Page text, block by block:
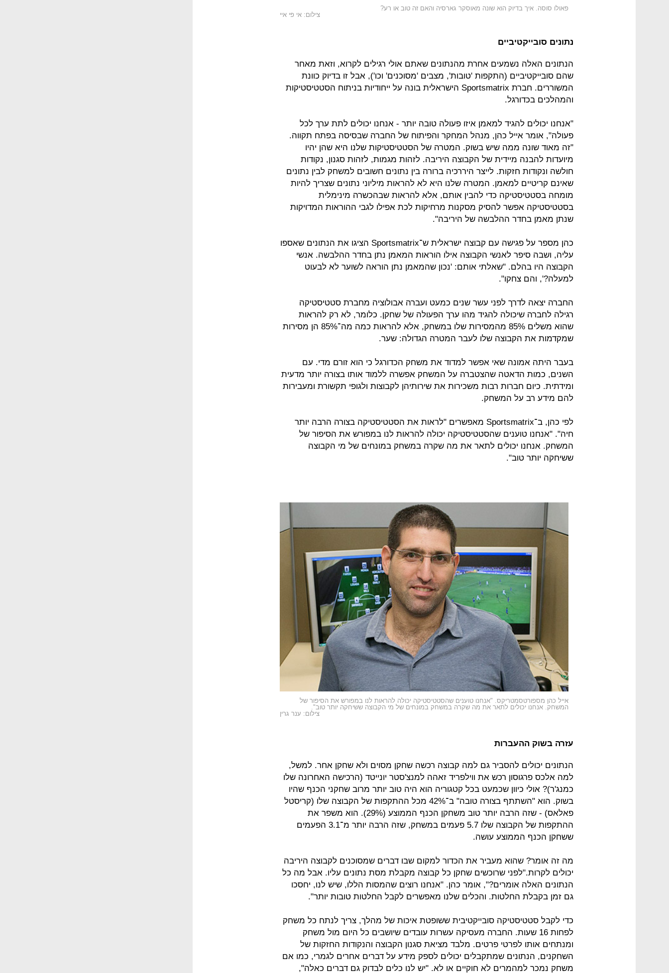
פאולו סוסה. איך בדיוק הוא שונה מאוסקר גארסיה והאם זה טוב או רע?
צילום: אי פי איי
נתונים סובייקטיביים
הנתונים האלה נשמעים אחרת מהנתונים שאתם אולי רגילים לקרוא, וזאת מאחר
שהם סובייקטיביים (התקפות 'טובות', מצבים 'מסוכנים' וכו'), אבל זו בדיוק כוונת
המשוררים. חברת Sportsmatrix הישראלית בונה על ייחודיות בניתוח הסטטיסטיקות
והמהלכים בכדורגל.
"אנחנו יכולים להגיד למאמן איזו פעולה טובה יותר - אנחנו יכולים לתת ערך לכל
פעולה", אומר אייל כהן, מנהל המחקר והפיתוח של החברה שבסיסה בפתח תקווה.
"זה מאוד שונה ממה שיש בשוק. המטרה של הסטטיסטיקות שלנו היא שהן יהיו
מיועדות להבנה מיידית של הקבוצה היריבה. לזהות מגמות, לזהות סגנון, נקודות
חולשה ונקודות חזקות. לייצר היררכיה ברורה בין נתונים חשובים למשחק לבין נתונים
שאינם קריטיים למאמן. המטרה שלנו היא לא להראות מיליוני נתונים שצריך להיות
מומחה בסטטיסטיקה כדי להבין אותם, אלא להראות שבהכשרה מינימלית
בסטטיסטיקה אפשר להסיק מסקנות מרחיקות לכת אפילו לגבי ההוראות המדויקות
שנתן מאמן בחדר ההלבשה של היריבה".
כהן מספר על פגישה עם קבוצה ישראלית ש־Sportsmatrix הציגו את הנתונים שאספו
עליה, ושבה סיפר לאנשי הקבוצה אילו הוראות המאמן נתן בחדר ההלבשה. אנשי
הקבוצה היו בהלם. "שאלתי אותם: 'נכון שהמאמן נתן הוראה לשוער לא לבעוט
למעלה?', והם צחקו".
החברה יצאה לדרך לפני עשר שנים כמעט ועברה אבולוציה מחברת סטטיסטיקה
רגילה לחברה שיכולה להגיד מהו ערך הפעולה של שחקן. כלומר, לא רק להראות
שהוא משלים 85% מהמסירות שלו במשחק, אלא להראות כמה מה־85% הן מסירות
שמקדמות את הקבוצה שלו לעבר המטרה הגדולה: שער.
בעבר היתה אמונה שאי אפשר למדוד את משחק הכדורגל כי הוא זורם מדי. עם
השנים, כמות הדאטה שהצטברה על המשחק אפשרה ללמוד אותו בצורה יותר מדעית
ומידתית. כיום חברות רבות משכירות את שירותיהן לקבוצות ולגופי תקשורת ומעבירות
להם מידע רב על המשחק.
לפי כהן, ב־Sportsmatrix מאפשרים "לראות את הסטטיסטיקה בצורה הרבה יותר
חיה". "אנחנו טוענים שהסטטיסטיקה יכולה להראות לנו במפורש את הסיפור של
המשחק. אנחנו יכולים לתאר את מה שקרה במשחק במונחים של מי הקבוצה
ששיחקה יותר טוב".
אייל כהן מספורטסמטריקס. "אנחנו טוענים שהסטטיסטיקה יכולה להראות לנו במפורש את הסיפור של
המשחק. אנחנו יכולים לתאר את מה שקרה במשחק במונחים של מי הקבוצה ששיחקה יותר טוב".
צילום: ענר גרין
עזרה בשוק ההעברות
הנתונים יכולים להסביר גם למה קבוצה רכשה שחקן מסוים ולא שחקן אחר. למשל,
למה אלכס פרגוסון רכש את ווילפריד זאהה למנצ'סטר יונייטד (הרכישה האחרונה שלו
כמנג'ר)? אולי כיוון שכמעט בכל קטגוריה הוא היה טוב יותר מרוב שחקני הכנף שהיו
בשוק. הוא "השתתף בצורה טובה" ב־42% מכל ההתקפות של הקבוצה שלו (קריסטל
פאלאס) - שזה הרבה יותר טוב משחקן הכנף הממוצע (29%). הוא משפר את
ההתקפות של הקבוצה שלו 5.7 פעמים במשחק, שזה הרבה יותר מ־3.1 הפעמים
ששחקן הכנף הממוצע עושה.
מה זה אומר? שהוא מעביר את הכדור למקום שבו דברים שמסוכנים לקבוצה היריבה
יכולים לקרות."לפני שרוכשים שחקן כל קבוצה מקבלת מסת נתונים עליו. אבל מה כל
הנתונים האלה אומרים?", אומר כהן. "אנחנו רוצים שהמסות הללו, שיש לנו, יחסכו
גם זמן בקבלת החלטות. והכלים שלנו מאפשרים לקבל החלטות טובות יותר".
כדי לקבל סטטיסטיקה סובייקטיבית ששופטת איכות של מהלך, צריך לנתח כל משחק
לפחות 16 שעות. החברה מעסיקה עשרות עובדים שיושבים כל היום מול משחק
ומנתחים אותו לפרטי פרטים. מלבד מציאת סגנון הקבוצה והנקודות החזקות של
השחקנים, הנתונים שמתקבלים יכולים לספק מידע על דברים אחרים לגמרי, כמו אם
משחק נמכר למהמרים לא חוקיים או לא. "יש לנו כלים לבדוק גם דברים כאלה",